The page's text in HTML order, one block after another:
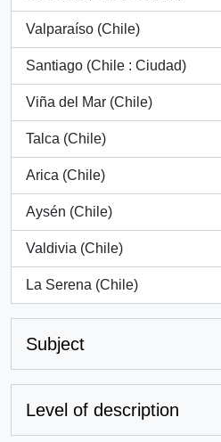
Valparaíso (Chile)
, 5 results
Santiago (Chile : Ciudad)
, 5 results
Viña del Mar (Chile)
, 3 results
Talca (Chile)
, 2 results
Arica (Chile)
, 2 results
Aysén (Chile)
, 2 results
Valdivia (Chile)
, 1 results
La Serena (Chile)
, 1 results
Subject
Level of description